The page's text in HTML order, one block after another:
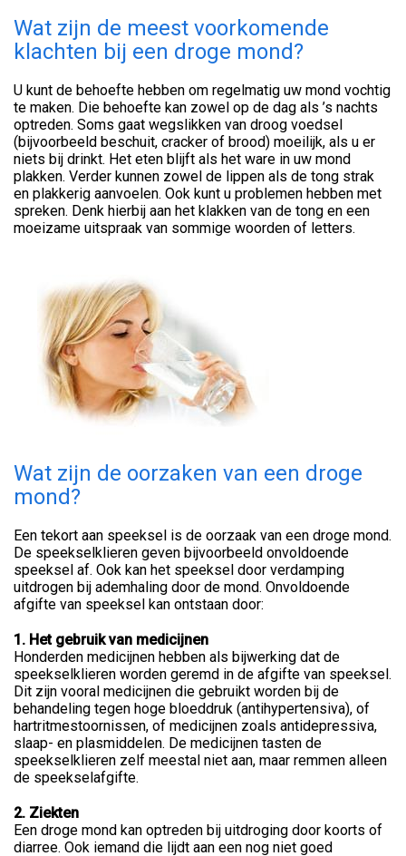
Wat zijn de meest voorkomende
klachten bij een droge mond?
U kunt de behoefte hebben om regelmatig uw mond vochtig
te maken. Die behoefte kan zowel op de dag als ’s nachts
optreden. Soms gaat wegslikken van droog voedsel
(bijvoorbeeld beschuit, cracker of brood) moeilijk, als u er
niets bij drinkt. Het eten blijft als het ware in uw mond
plakken. Verder kunnen zowel de lippen als de tong strak
en plakkerig aanvoelen. Ook kunt u problemen hebben met
spreken. Denk hierbij aan het klakken van de tong en een
moeizame uitspraak van sommige woorden of letters.
Wat zijn de oorzaken van een droge
mond?
Een tekort aan speeksel is de oorzaak van een droge mond.
De speekselklieren geven bijvoorbeeld onvoldoende
speeksel af. Ook kan het speeksel door verdamping
uitdrogen bij ademhaling door de mond. Onvoldoende
afgifte van speeksel kan ontstaan door:
1. Het gebruik van medicijnen
Honderden medicijnen hebben als bijwerking dat de
speekselklieren worden geremd in de afgifte van speeksel.
Dit zijn vooral medicijnen die gebruikt worden bij de
behandeling tegen hoge bloeddruk (antihypertensiva), of
hartritmestoornissen, of medicijnen zoals antidepressiva,
slaap- en plasmiddelen. De medicijnen tasten de
speekselklieren zelf meestal niet aan, maar remmen alleen
de speekselafgifte.
2. Ziekten
Een droge mond kan optreden bij uitdroging door koorts of
diarree. Ook iemand die lijdt aan een nog niet goed